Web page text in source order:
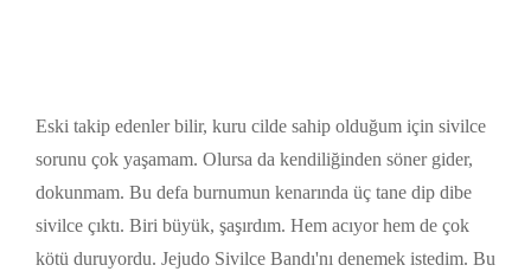
Eski takip edenler bilir, kuru cilde sahip olduğum için sivilce
sorunu çok yaşamam. Olursa da kendiliğinden söner gider,
dokunmam. Bu defa burnumun kenarında üç tane dip dibe
sivilce çıktı. Biri büyük, şaşırdım. Hem acıyor hem de çok
kötü duruyordu. Jejudo Sivilce Bandı'nı denemek istedim. Bu